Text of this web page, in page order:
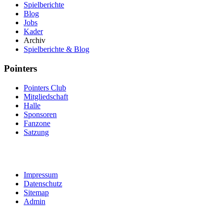
Spielberichte
Blog
Jobs
Kader
Archiv
Spielberichte & Blog
Pointers
Pointers Club
Mitgliedschaft
Halle
Sponsoren
Fanzone
Satzung
Impressum
Datenschutz
Sitemap
Admin